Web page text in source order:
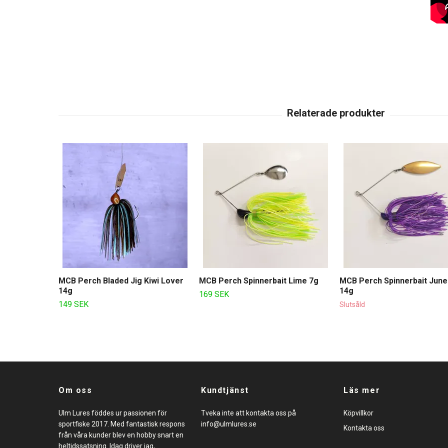
MCB Perch Bladed Jig Kiwi Lover
14g
149 SEK
MCB Perch Spinnerbait Lime 7g
169 SEK
MCB Perch Spinnerbait
14g
Slutsåld
Om oss
Ulm Lures föddes ur passionen för
sportfiske 2017. Med fantastisk respons
från våra kunder blev en hobby snart en
heltidssatsning. Idag driver jag,
Kundtjänst
Tveka inte att kontakta oss på
info@ulmlures.se
Läs mer
Köpvillkor
Kontakta oss